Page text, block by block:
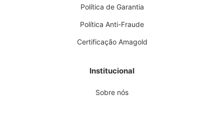
Política de Garantia
Política Anti-Fraude
Certificação Amagold
Institucional
Sobre nós